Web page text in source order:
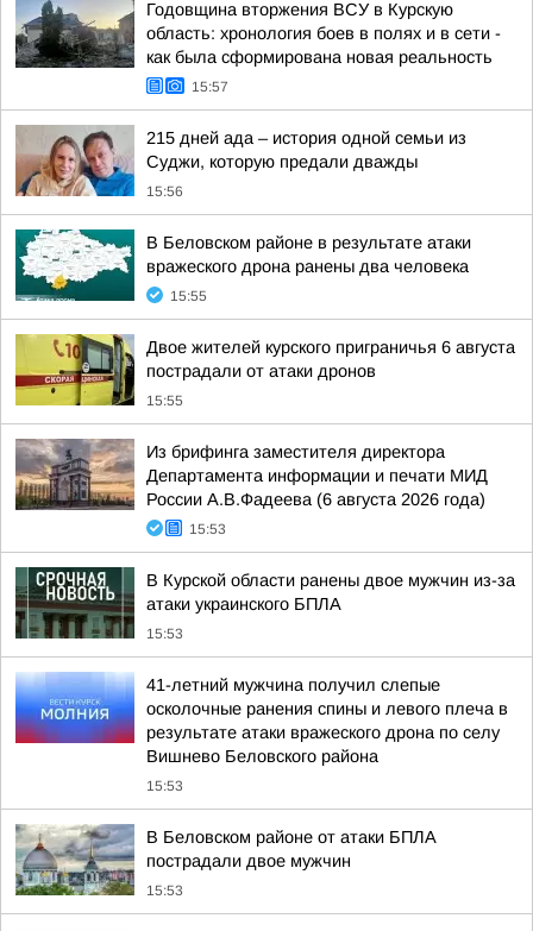
Годовщина вторжения ВСУ в Курскую
область: хронология боев в полях и в сети -
как была сформирована новая реальность
15:57
215 дней ада – история одной семьи из
Суджи, которую предали дважды
15:56
В Беловском районе в результате атаки
вражеского дрона ранены два человека
15:55
Двое жителей курского приграничья 6 августа
пострадали от атаки дронов
15:55
Из брифинга заместителя директора
Департамента информации и печати МИД
России А.В.Фадеева (6 августа 2026 года)
15:53
В Курской области ранены двое мужчин из-за
атаки украинского БПЛА
15:53
41-летний мужчина получил слепые
осколочные ранения спины и левого плеча в
результате атаки вражеского дрона по селу
Вишнево Беловского района
15:53
В Беловском районе от атаки БПЛА
пострадали двое мужчин
15:53